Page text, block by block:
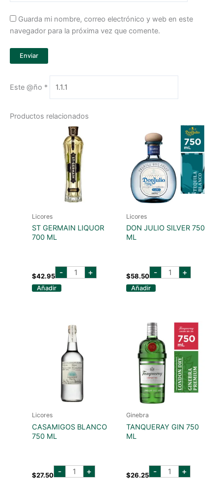
Guarda mi nombre, correo electrónico y web en este
navegador para la próxima vez que comente.
Este @ño *
Productos relacionados
Licores
ST GERMAIN LIQUOR
700 ML
$42.95 - st
germain
+
Añadir
Licores
DON JULIO SILVER 750
ML
$58.50 - don
julio +
Añadir
Licores
CASAMIGOS BLANCO
750 ML
$27.50 - casamigos
blanco+
Ginebra
TANQUERAY GIN 750
ML
$26.25 - tanqueray
gin +